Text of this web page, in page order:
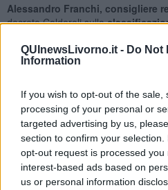
QUInewsLivorno.it - Do Not
Information
If you wish to opt-out of the
processing of your personal or
targeted advertising by us,
section to confirm your
opt-out request is processed you
interest-based ads based on
us or personal information
Alessandro Franchi, consigliere
decreto Calderoli sulla
"Si parla tanto di aree interne
territoriali tra chi vive nelle città e
nell’accesso ai servizi essenziali. -
quando si passa dalle parole ai
Calderoli decidono di riclassificare i
criteri a soli due parametri:
parametri, ma non è cambiata la